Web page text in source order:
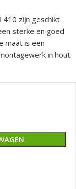
410 zijn geschikt
sterke en goed
maat is een
in hout.